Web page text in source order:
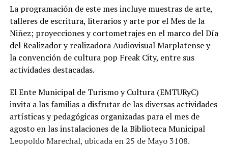
vecinos.
Tras la apertura de sobres, el expediente continuará su
recorrido administrativo con la intervención de la
Comisión de Estudio de Ofertas y Adjudicación, que
tendrá a su cargo la evaluación de las propuestas
obra.
La programación de este mes incluye muestras de arte,
talleres de escritura, literarios y arte por el Mes de la
Niñez; proyecciones y cortometrajes en el marco del Día
del Realizador y realizadora Audiovisual Marplatense y
la convención de cultura pop Freak City, entre sus
actividades destacadas.
El Ente Municipal de Turismo y Cultura (EMTURyC)
invita a las familias a disfrutar de las diversas actividades
artísticas y pedagógicas organizadas para el mes de
agosto en las instalaciones de la Biblioteca Municipal
Leopoldo Marechal, ubicada en 25 de Mayo 3108.